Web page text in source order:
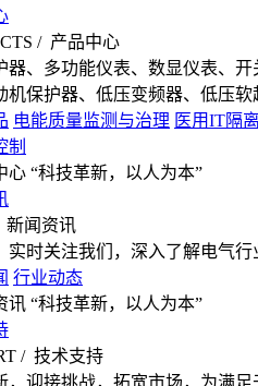
/ 产品中心
器、多功能仪表、数显仪表、
机保护器、低压变频器、低压
电能质量监测与治理 医用IT隔
制
“科技革新，以人为本”
新闻资讯
实时关注我们，深入了解电气行
行业动态
“科技革新，以人为本”
/ 技术支持
，迎接挑战，拓宽市场，为满